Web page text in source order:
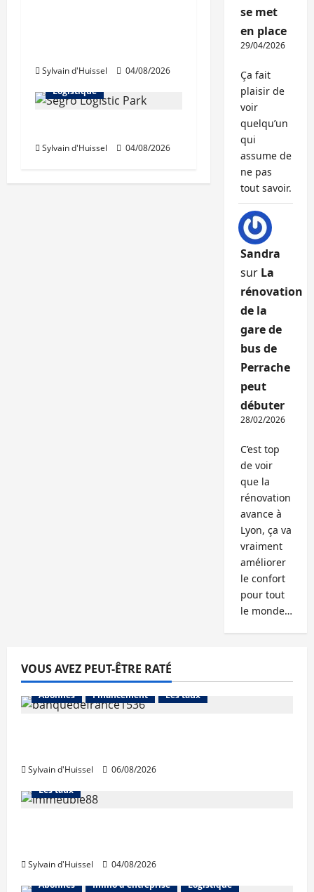
Sylvain d'Huissel 04/08/2026
Immo d'entreprise
Logistique
Sylvain d'Huissel 04/08/2026
se met
en place
29/04/2026
Ça fait
plaisir de
voir
quelqu’un
qui
assume de
ne pas
tout savoir.
Sandra
sur La
rénovation
de la
gare de
bus de
Perrache
peut
débuter
28/02/2026
C’est top
de voir
que la
rénovation
avance à
Lyon, ça va
vraiment
améliorer
le confort
pour tout
le monde…
VOUS AVEZ PEUT-ÊTRE RATÉ
Abonnés Financement Les taux
Sylvain d'Huissel 06/08/2026
Abonnés Financement
Les taux
Sylvain d'Huissel
04/08/2026
Abonnés
Immo d'entreprise Logistique